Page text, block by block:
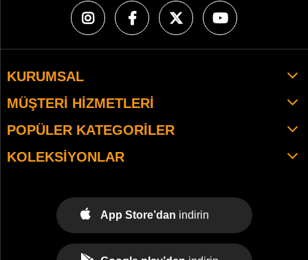
KURUMSAL
MÜŞTERI HIZMETLERI
POPÜLER KATEGORILER
KOLEKSIYONLAR
App Store’dan indirin